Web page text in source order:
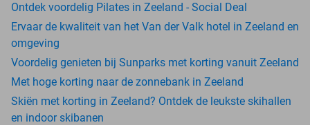
Ontdek voordelig Pilates in Zeeland - Social Deal
Ervaar de kwaliteit van het Van der Valk hotel in Zeeland en
omgeving
Voordelig genieten bij Sunparks met korting vanuit Zeeland
Met hoge korting naar de zonnebank in Zeeland
Skiën met korting in Zeeland? Ontdek de leukste skihallen
en indoor skibanen